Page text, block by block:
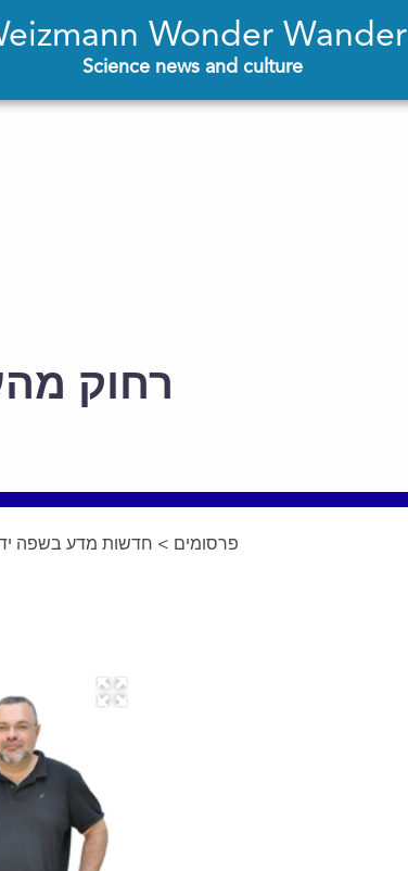
Wonder Wander
Science news and culture
רחוק
פרסומים > חדשות מדע בשפה